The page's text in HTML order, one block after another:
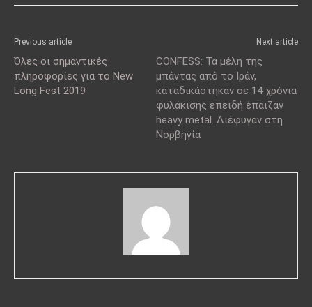
Previous article
Όλες οι σημαντικές
πληροφορίες για το New
Long Fest 2019
Next article
CONFESS: Τα μέλη της
μπάντας από το Ιράν,
καταδικάστηκαν σε 14 χρόνια
φυλάκισης επειδή έπαιζαν
heavy metal. Διέφυγαν στη
Νορβηγία